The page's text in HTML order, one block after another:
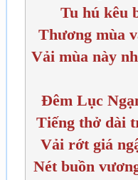
Tu hú kêu
Thương mùa
Vải mùa này
Đêm Lục
Tiếng thở dài
Vải rớt giá
Nét buồn